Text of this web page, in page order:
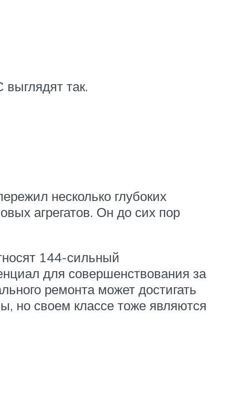
так.
несколько глубоких
агрегатов. Он до сих пор
144-сильный
для совершенствования за
ремонта может достигать
но своем классе тоже являются